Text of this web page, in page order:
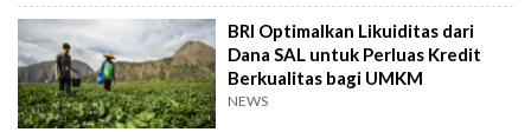
BRI Optimalkan Likuiditas dari
Dana SAL untuk Perluas Kredit
Berkualitas bagi UMKM
NEWS